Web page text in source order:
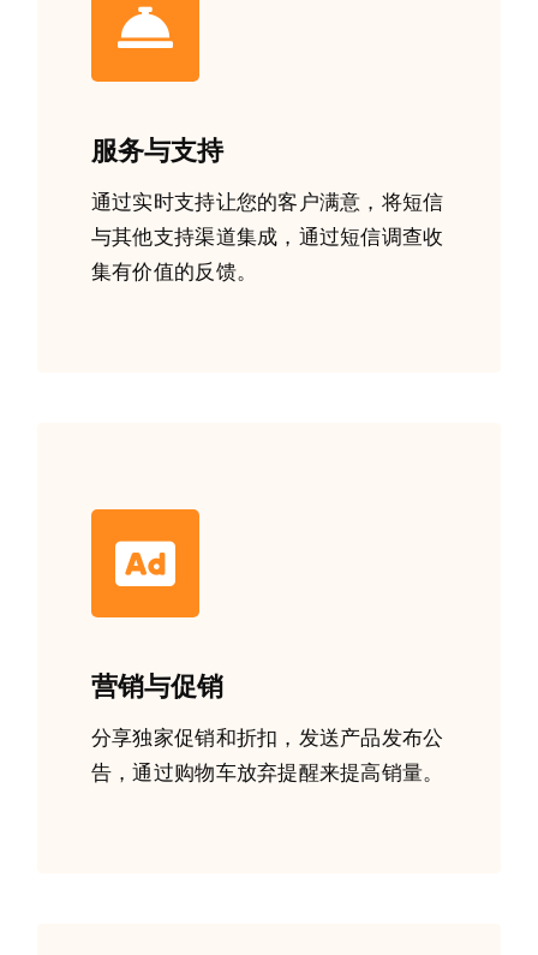
服务与支持
通过实时支持让您的客户满意，将短信
与其他支持渠道集成，通过短信调查收
集有价值的反馈。
营销与促销
分享独家促销和折扣，发送产品发布公
告，通过购物车放弃提醒来提高销量。